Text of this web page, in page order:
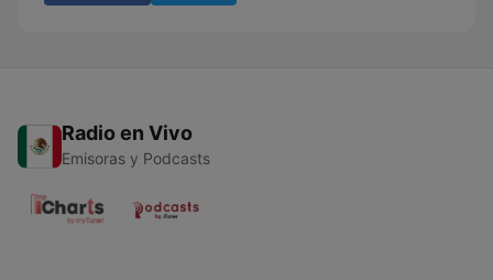
Radio en Vivo
Emisoras y Podcasts